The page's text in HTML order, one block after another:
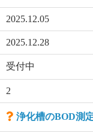
2025.12.05
2025.12.28
受付中
2
浄化槽のBOD測